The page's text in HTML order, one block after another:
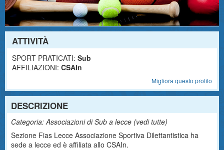
ATTIVITÀ
SPORT PRATICATI: Sub
AFFILIAZIONI: CSAIn
Migliora questo profilo
DESCRIZIONE
Categoria: Associazioni di Sub a lecce (vedi tutte)
Sezione Fias Lecce Associazione Sportiva Dilettantistica ha
sede a lecce ed è affiliata allo CSAIn.